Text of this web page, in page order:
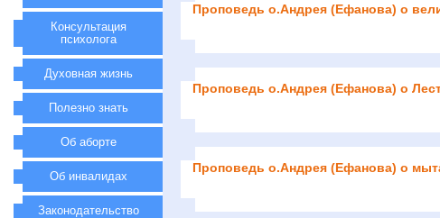
Проповедь о.Андрея (Ефанова) о
Проповедь о.Андрея (Ефанова) о
Проповедь о.Андрея (Ефанова) о
Консультация
психолога
Духовная жизнь
Полезно знать
Об аборте
Об инвалидах
Законодательство